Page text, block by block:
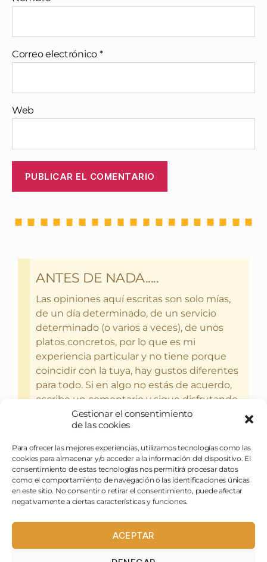
Gestionar el consentimiento
de las cookies
Para ofrecer las mejores experiencias, utilizamos tecnologías como las
cookies para almacenar y/o acceder a la información del dispositivo. El
consentimiento de estas tecnologías nos permitirá procesar datos
como el comportamiento de navegación o las identificaciones únicas
en este sitio. No consentir o retirar el consentimiento, puede afectar
negativamente a ciertas características y funciones.
ACEPTAR
Correo electrónico *
Web
ANTES DE NADA.....
Las opiniones aquí escritas son solo mías,
de un día determinado, de un servicio
determinado (o varios a veces), de unos
platos concretos, por lo que es mi
experiencia particular y no tiene porque
coincidir con la tuya, hay gustos diferentes
para todo. Si en algo no estás de acuerdo,
escribe un comentario y sigue disfrutando
del bebercio y el glotoneo.